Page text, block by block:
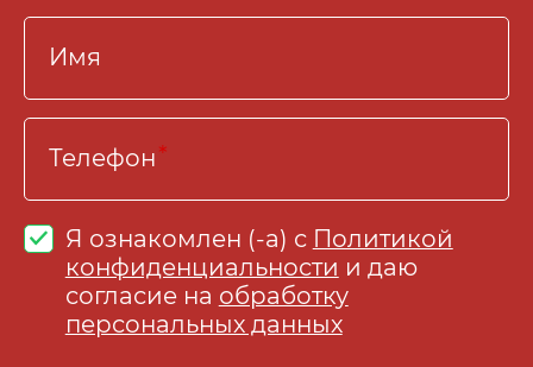
Имя
Телефон
Я ознакомлен (-а) с Политикой
конфиденциальности и даю
согласие на обработку
персональных данных